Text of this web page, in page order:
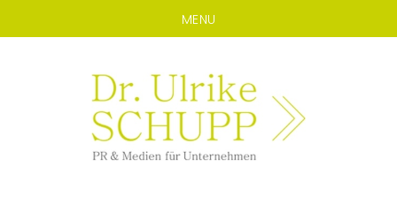
MENU
Seitenspalte